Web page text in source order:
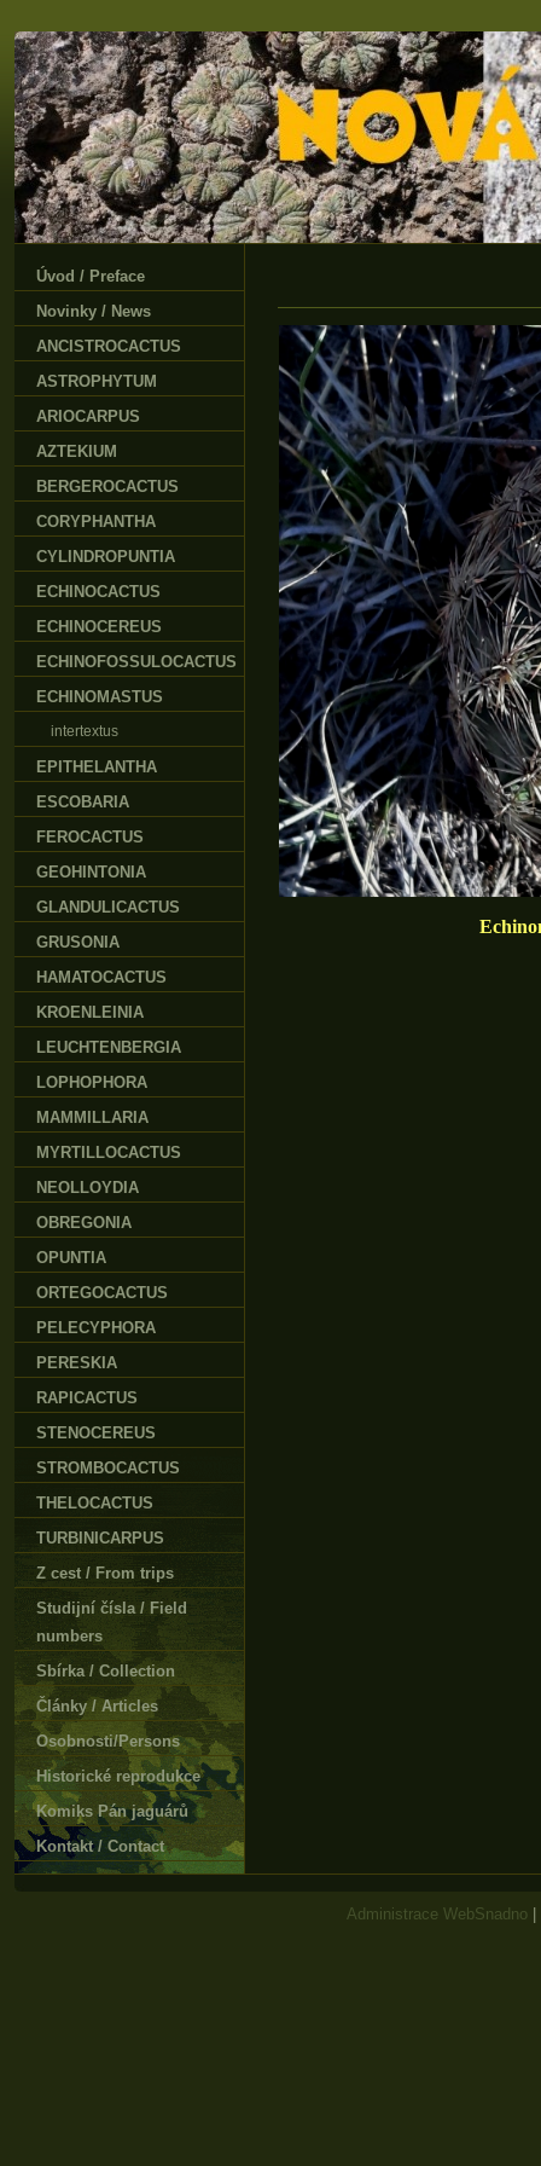
Úvod / Preface
Novinky / News
ANCISTROCACTUS
ASTROPHYTUM
ARIOCARPUS
AZTEKIUM
BERGEROCACTUS
CORYPHANTHA
CYLINDROPUNTIA
ECHINOCACTUS
ECHINOCEREUS
ECHINOFOSSULOCACTUS
ECHINOMASTUS
intertextus
EPITHELANTHA
ESCOBARIA
FEROCACTUS
GEOHINTONIA
GLANDULICACTUS
GRUSONIA
HAMATOCACTUS
KROENLEINIA
LEUCHTENBERGIA
LOPHOPHORA
MAMMILLARIA
MYRTILLOCACTUS
NEOLLOYDIA
OBREGONIA
OPUNTIA
ORTEGOCACTUS
PELECYPHORA
PERESKIA
RAPICACTUS
STENOCEREUS
STROMBOCACTUS
THELOCACTUS
TURBINICARPUS
Z cest / From trips
Studijní čísla / Field
numbers
Sbírka / Collection
Články / Articles
Osobnosti/Persons
Historické reprodukce
Komiks Pán jaguárů
Kontakt / Contact
Administrace WebSnadno|